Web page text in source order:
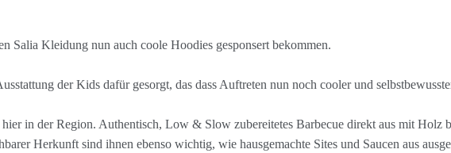
Salia Kleidung nun auch coole Hoodies gesponsert bekommen.
der Kids dafür gesorgt, das dass Auftreten nun noch cooler und
in der Region. Authentisch, Low & Slow zubereitetes Barbecue direkt aus mit Holz
Herkunft sind ihnen ebenso wichtig, wie hausgemachte Sites und Saucen aus